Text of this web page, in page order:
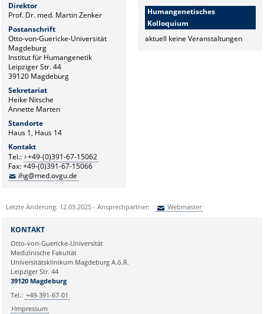
Direktor
Prof. Dr. med. Martin Zenker
Postanschrift
Otto-von-Guericke-Universität
Magdeburg
Institut für Humangenetik
Leipziger Str. 44
39120 Magdeburg
Sekretariat
Heike Nitsche
Annette Marten
Standorte
Haus 1, Haus 14
Kontakt
Tel.: +49-(0)391-67-15062
Fax: +49-(0)391-67-15066
ihg@med.ovgu.de
Humangenetisches
Kolloquium
aktuell keine Veranstaltungen
Letzte Änderung: 12.03.2025 - Ansprechpartner: Webmaster
Sie können eine Nachricht versenden an:
Ihre E-Mailadresse:
Ihr Anliegen:
KONTAKT
Otto-von-Guericke-Universität
Medizinische Fakultät
Universitätsklinikum Magdeburg A.ö.R.
Leipziger Str. 44
39120 Magdeburg
Tel.: +49-391-67-01
Impressum